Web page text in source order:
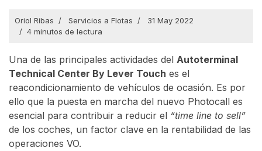
Oriol Ribas Servicios a Flotas
31 May 2022
4 minutos de lectura
Una de las principales actividades del Autoterminal
Technical Center By Lever Touch es el
reacondicionamiento de vehículos de ocasión. Es por
ello que la puesta en marcha del nuevo Photocall es
esencial para contribuir a reducir el “time line to sell”
de los coches, un factor clave en la rentabilidad de las
operaciones VO.